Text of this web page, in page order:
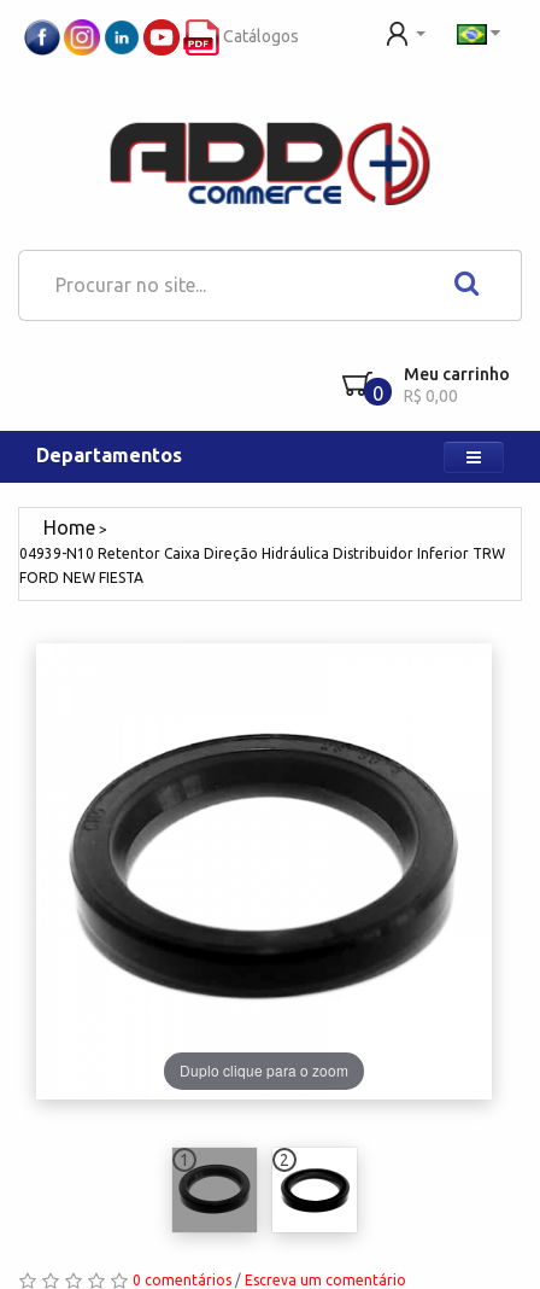
Catálogos
0
Meu carrinho
R$ 0,00
Departamentos
04939-N10 Retentor Caixa Direção Hidráulica Distribuidor Inferior TRW
FORD NEW FIESTA
1 2
Duplo clique para o zoom
0 comentários / Escreva um comentário